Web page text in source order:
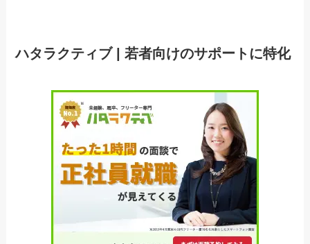
ハタラクティブ | 若者向けのサポートに特化